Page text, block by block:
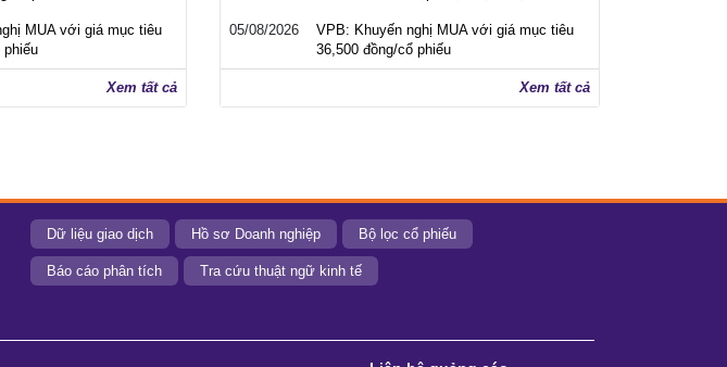
MUA với giá mục tiêu
phiếu
Xem tất cả
05/08/2026
VPB: Khuyến nghị MUA với giá mục tiêu
36,500 đồng/cổ phiếu
Xem tất cả
Dữ liệu giao dịch Hồ sơ Doanh nghiệp Bộ lọc cổ phiếu
Báo cáo phân tích Tra cứu thuật ngữ kinh tế